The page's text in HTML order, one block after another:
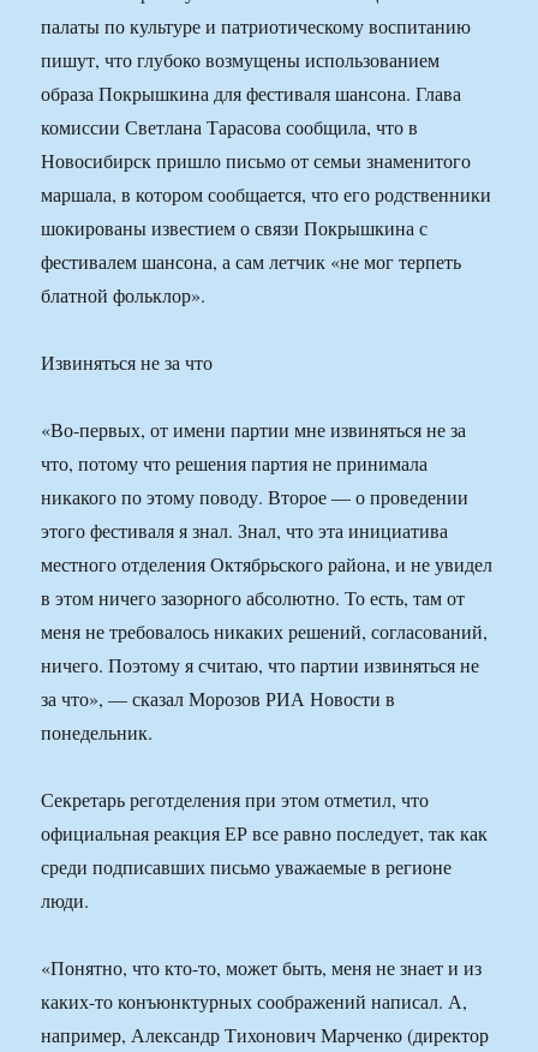
палаты по культуре и патриотическому воспитанию
пишут, что глубоко возмущены использованием
образа Покрышкина для фестиваля шансона. Глава
комиссии Светлана Тарасова сообщила, что в
Новосибирск пришло письмо от семьи знаменитого
маршала, в котором сообщается, что его родственники
шокированы известием о связи Покрышкина с
фестивалем шансона, а сам летчик «не мог терпеть
блатной фольклор».
Извиняться не за что
«Во-первых, от имени партии мне извиняться не за
что, потому что решения партия не принимала
никакого по этому поводу. Второе — о проведении
этого фестиваля я знал. Знал, что эта инициатива
местного отделения Октябрьского района, и не увидел
в этом ничего зазорного абсолютно. То есть, там от
меня не требовалось никаких решений, согласований,
ничего. Поэтому я считаю, что партии извиняться не
за что», — сказал Морозов РИА Новости в
понедельник.
Секретарь реготделения при этом отметил, что
официальная реакция ЕР все равно последует, так как
среди подписавших письмо уважаемые в регионе
люди.
«Понятно, что кто-то, может быть, меня не знает и из
каких-то конъюнктурных соображений написал. А,
например, Александр Тихонович Марченко (директор